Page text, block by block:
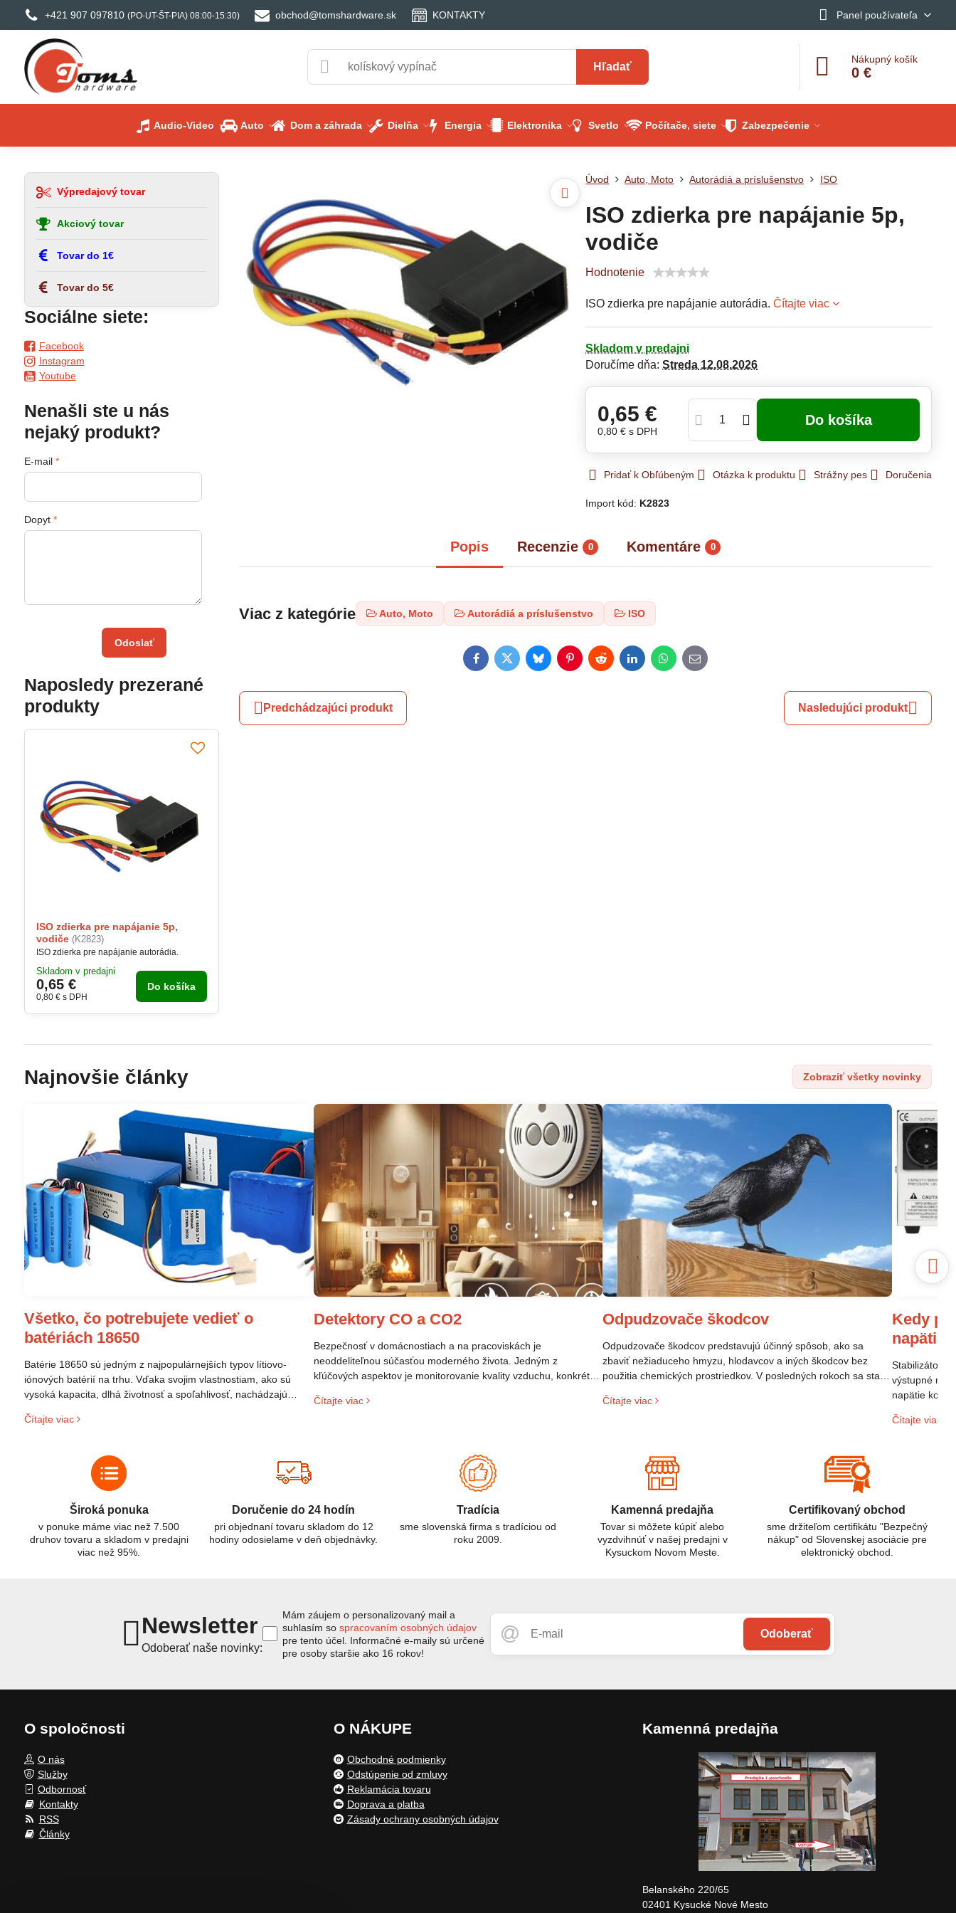
+421 907 097810 (PO-UT-ŠT-PIA) 08:00-15:30) obchod@tomshardware.sk KONTAKTY Panel používateľa
Hľadať
Nákupný košík
0 €
Audio-Video Auto Dom a záhrada Dielňa Energia Elektronika Svetlo Počítače, siete Zabezpečenie
Úvod Auto, Moto Autorádiá a príslušenstvo ISO
ISO zdierka pre napájanie 5p,
vodiče
Hodnotenie
ISO zdierka pre napájanie autorádia.Čítajte viac
Skladom v predajni
Doručíme dňa:Streda 12.08.2026
0,65 €
0,80 €s DPH
Do košíka
Pridať k Obľúbeným Otázka k produktu Strážny pes Doručenia
Import kód: K2823
Popis Recenzie 0 Komentáre 0
Viac z kategórie Auto, Moto Autorádiá a príslušenstvo ISO
FacebookTwitterBlueskyPinterestRedditLinkedInWhatsApp
E-
mail
Predchádzajúci produkt Nasledujúci produkt
Výpredajový tovar
Akciový tovar
Tovar do 1€
Tovar do 5€
Sociálne siete:
Facebook
Instagram
Youtube
Nenašli ste u nás
nejaký produkt?
E-mail *
Dopyt *
Odoslať
Naposledy prezerané
produkty
ISO zdierka pre napájanie 5p,
vodiče (K2823)
ISO zdierka pre napájanie autorádia.
Skladom v predajni
0,65 €
0,80 € s DPH
Do košíka
Najnovšie články
Všetko, čo potrebujete vedieť o
batériách 18650
Batérie 18650 sú jedným z najpopulárnejších typov lítiovo-
iónových batérií na trhu. Vďaka svojim vlastnostiam, ako sú
vysoká kapacita, dlhá životnosť a spoľahlivosť, nachádzajú
zariadení až po elektrické vozidlá. Pochopenie ich delenia,
efektívnemu a bezpečnému využitiu.
Čítajte viac
Detektory CO a CO2
Bezpečnosť v domácnostiach a na pracoviskách je
neoddeliteľnou súčasťou moderného života. Jedným z
kľúčových aspektov je monitorovanie kvality vzduchu, konkrétne
sú oxid uhoľnatý (CO) a oxid uhličitý (CO₂). Aj keď ich názvy
Čítajte viac
Odpudzovače škodcov
Odpudzovače škodcov predstavujú účinný spôsob, ako sa
zbaviť nežiaduceho hmyzu, hlodavcov a iných škodcov bez
použitia chemických prostriedkov. V posledných rokoch sa stali
prostrediu.
Čítajte viac
Kedy
napätia
Stabilizátor
výstupné
napätie
sieti. Ak
Čítajte viac
Zobraziť všetky novinky
Široká ponuka
v ponuke máme viac než 7.500
druhov tovaru a skladom v predajni
viac než 95%.
Doručenie do 24 hodín
pri objednaní tovaru skladom do 12
hodiny odosielame v deň objednávky.
Tradícia
sme slovenská firma s tradíciou od
roku 2009.
Kamenná predajňa
Tovar si môžete kúpiť alebo
vyzdvihnúť v našej predajni v
Kysuckom Novom Meste.
Certifikovaný obchod
sme držiteľom certifikátu "Bezpečný
nákup" od Slovenskej asociácie pre
elektronický obchod.
Newsletter
Odoberať naše novinky:
Odoberať
Mám záujem o personalizovaný mail a
suhlasím sospracovaním osobných údajov
pre tento účel. Informačné e-maily sú určené
pre osoby staršie ako 16 rokov!
O spoločnosti
O nás
Služby
Odbornosť
Kontakty
RSS
Články
O NÁKUPE
Obchodné podmienky
Odstúpenie od zmluvy
Reklamácia tovaru
Doprava a platba
Zásady ochrany osobných údajov
Kamenná predajňa
Belanského 220/65
02401 Kysucké Nové Mesto